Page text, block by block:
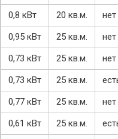
0,8 кВт
20 кв.м. нет
0,95 кВт
25 кв.м. нет
0,73 кВт
25 кв.м. нет
0,73 кВт
25 кв.м.
0,77 кВт
25 кв.м. нет
0,61 кВт
25 кв.м.